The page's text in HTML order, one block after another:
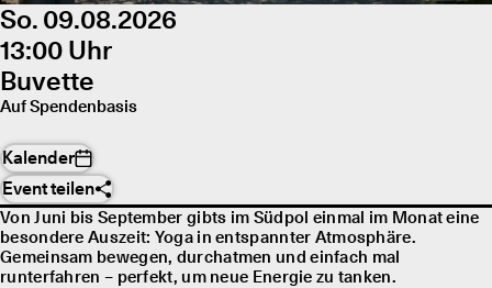
So. 09.08.2026
13:00 Uhr
Buvette
Auf Spendenbasis
Kalender
Event teilen
Von Juni bis September gibts im Südpol einmal im Monat eine
besondere Auszeit: Yoga in entspannter Atmosphäre.
Gemeinsam bewegen, durchatmen und einfach mal
runterfahren – perfekt, um neue Energie zu tanken.